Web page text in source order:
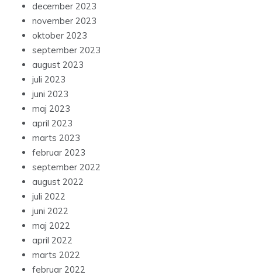
december 2023
november 2023
oktober 2023
september 2023
august 2023
juli 2023
juni 2023
maj 2023
april 2023
marts 2023
februar 2023
september 2022
august 2022
juli 2022
juni 2022
maj 2022
april 2022
marts 2022
februar 2022